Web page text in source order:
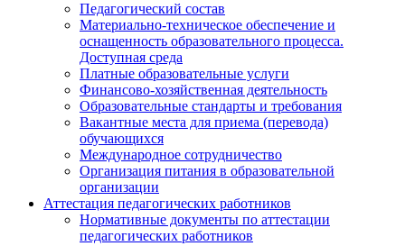
Педагогический состав
Материально-техническое обеспечение и
оснащенность образовательного процесса.
Доступная среда
Платные образовательные услуги
Финансово-хозяйственная деятельность
Образовательные стандарты и требования
Вакантные места для приема (перевода)
обучающихся
Международное сотрудничество
Организация питания в образовательной
организации
Аттестация педагогических работников
Нормативные документы по аттестации
педагогических работников